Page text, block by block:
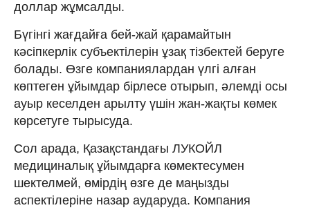
доллар жұмсалды.
Бүгінгі жағдайға бей-жай қарамайтын
кәсіпкерлік субъектілерін ұзақ тізбектей беруге
болады. Өзге компаниялардан үлгі алған
көптеген ұйымдар бірлесе отырып, әлемді осы
ауыр кеселден арылту үшін жан-жақты көмек
көрсетуге тырысуда.
Сол арада, Қазақстандағы ЛУКОЙЛ
медициналық ұйымдарға көмектесумен
шектелмей, өмірдің өзге де маңызды
аспектілеріне назар аударуда. Компания